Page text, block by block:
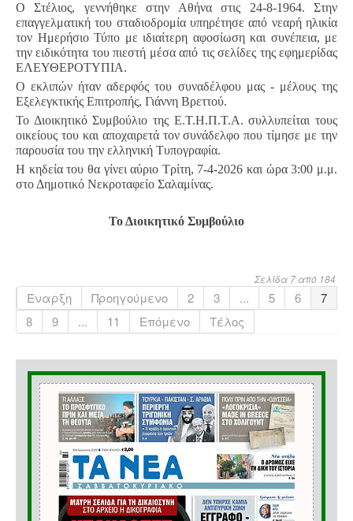
Ο Στέλιος, γεννήθηκε στην Αθήνα στις 24-8-1964. Στην
επαγγελματική του σταδιοδρομία υπηρέτησε από νεαρή ηλικία
τον Ημερήσιο Τύπο με ιδιαίτερη αφοσίωση και συνέπεια, με
την ειδικότητα του πιεστή μέσα από τις σελίδες της εφημερίδας
ΕΛΕΥΘΕΡΟΤΥΠΙΑ.
Ο εκλιπών ήταν αδερφός του συναδέλφου μας - μέλους της
Εξελεγκτικής Επιτροπής, Γιάννη Βρεττού.
Το Διοικητικό Συμβούλιο της Ε.Τ.Η.Π.Τ.Α. συλλυπείται τους
οικείους του και αποχαιρετά τον συνάδελφο που τίμησε με την
παρουσία του την ελληνική Τυπογραφία.
Η κηδεία του θα γίνει αύριο Τρίτη, 7-4-2026 και ώρα 3:00 μ.μ.
στο Δημοτικό Νεκροταφείο Σαλαμίνας.
Το Διοικητικό Συμβούλιο
Σελίδα 7 από 184
Έναρξη Προηγούμενο 2 3 ... 5 6
7
8
9 ... 11 Επόμενο Τέλος